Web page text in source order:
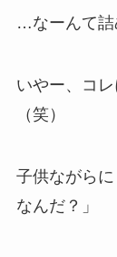
…なーんて詰
いやー、コ
（笑）
子供ながら
なんだ？」